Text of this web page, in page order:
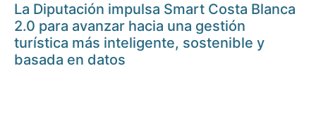
La Diputación impulsa Smart Costa Blanca
2.0 para avanzar hacia una gestión
turística más inteligente, sostenible y
basada en datos